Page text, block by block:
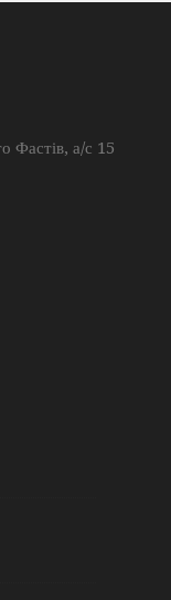
Фастів, а/с 15